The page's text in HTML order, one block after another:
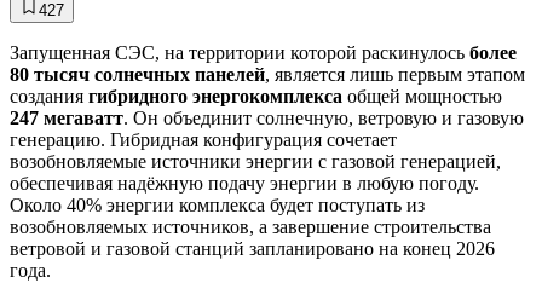
427
Запущенная СЭС, на территории которой раскинулось более
80 тысяч солнечных панелей, является лишь первым этапом
создания гибридного энергокомплекса общей мощностью
247 мегаватт. Он объединит солнечную, ветровую и газовую
генерацию. Гибридная конфигурация сочетает
возобновляемые источники энергии с газовой генерацией,
обеспечивая надёжную подачу энергии в любую погоду.
Около 40% энергии комплекса будет поступать из
возобновляемых источников, а завершение строительства
ветровой и газовой станций запланировано на конец 2026
года.